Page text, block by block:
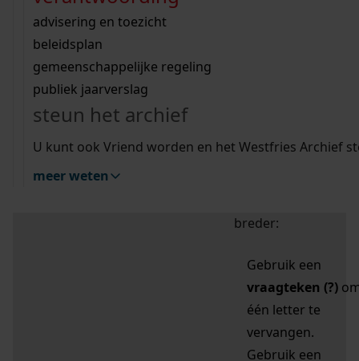
bouwvergunningen
omgevingsvergunningen
vergunningen
beeld en geluid
uitleg nodig?
Wij helpen u op weg met een aantal zoektips.
bekijk alle zoektips
Wij helpen u op weg met een aantal zoektips.
bekijk alle zoektips
bekijk ons geschiedenislokaal
advisering en toezicht
beleidsplan
gemeenschappelijke regeling
publiek jaarverslag
steun het archief
U kunt ook Vriend worden en het Westfries Archief
meer weten
zoektips
Mijn Studiezaal (inloggen)
uw zoekopdracht te
breder:
Gebruik een
vraagteken (?)
één letter te
vervangen.
Gebruik een